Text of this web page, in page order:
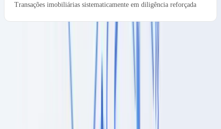
Transações imobiliárias sistematicamente em diligência reforçada
PEP e filtragem de sanções